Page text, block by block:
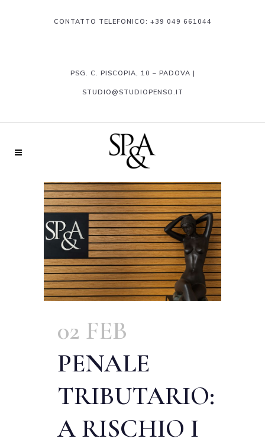
CONTATTO TELEFONICO: +39 049 661044
PSG. C. PISCOPIA, 10 – PADOVA |
STUDIO@STUDIOPENSO.IT
02 FEB
PENALE
TRIBUTARIO:
A RISCHIO I